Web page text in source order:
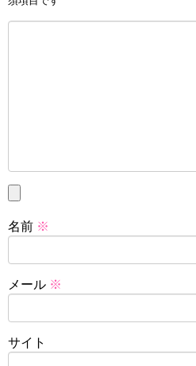
名前 ※
メール ※
サイト